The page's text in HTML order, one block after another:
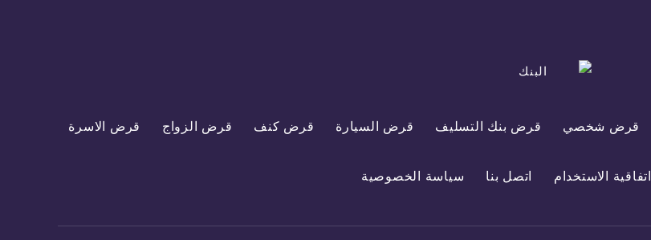
قرض شخصي قرض بنك التسليف قرض السيارة قرض كنف قرض الزواج قرض الاسرة
اتفاقية الاستخدام اتصل بنا سياسة الخصوصية